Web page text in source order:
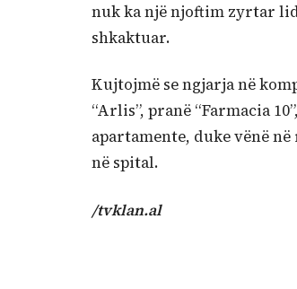
nuk ka një njoftim zyrtar
shkaktuar.
Kujtojmë se ngjarja në
“Arlis”, pranë “Farmacia
apartamente, duke vënë
në spital.
/tvklan.al